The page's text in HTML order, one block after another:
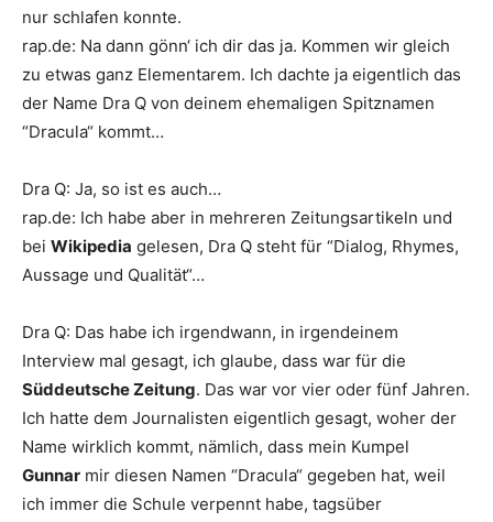
nur schlafen konnte.
rap.de: Na dann gönn‘ ich dir das ja. Kommen wir gleich
zu etwas ganz Elementarem. Ich dachte ja eigentlich das
der Name Dra Q von deinem ehemaligen Spitznamen
“Dracula“ kommt…
Dra Q: Ja, so ist es auch…
rap.de: Ich habe aber in mehreren Zeitungsartikeln und
bei Wikipedia gelesen, Dra Q steht für “Dialog, Rhymes,
Aussage und Qualität“…
Dra Q: Das habe ich irgendwann, in irgendeinem
Interview mal gesagt, ich glaube, dass war für die
Süddeutsche Zeitung. Das war vor vier oder fünf Jahren.
Ich hatte dem Journalisten eigentlich gesagt, woher der
Name wirklich kommt, nämlich, dass mein Kumpel
Gunnar mir diesen Namen “Dracula“ gegeben hat, weil
ich immer die Schule verpennt habe, tagsüber